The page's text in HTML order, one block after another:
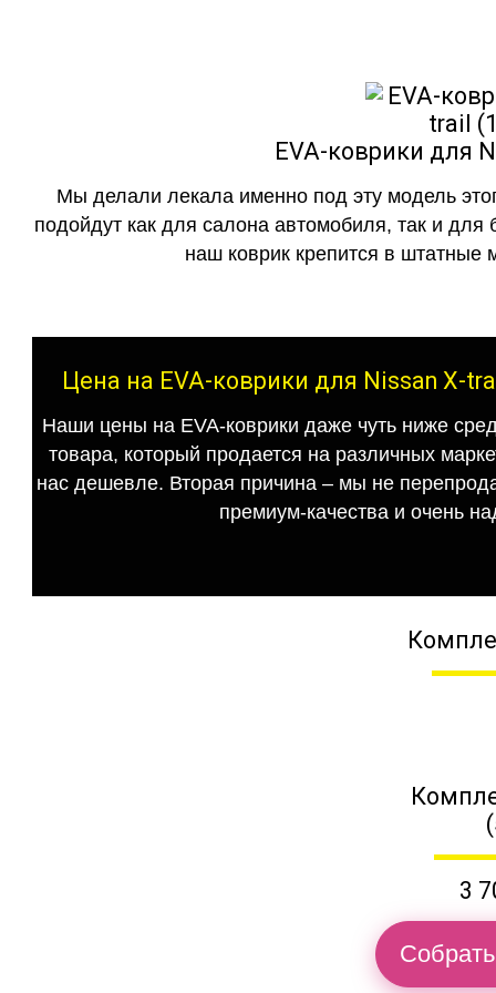
EVA-коврики для
Мы делали лекала именно под эту модель
подойдут как для салона автомобиля, так и для
наш коврик крепится в штатные
Цена на EVA-коврики для Nissan X-
Наши цены на EVA-коврики даже чуть ниже
товара, который продается на различных
нас дешевле. Вторая причина – мы не
премиум-качества и очень
3